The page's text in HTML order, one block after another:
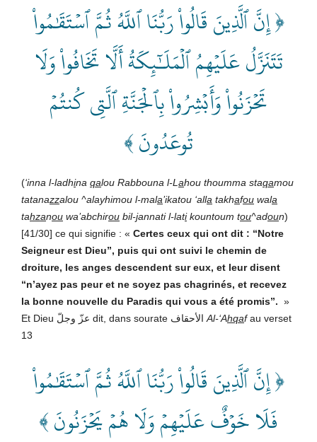
﴿إِنَّ ٱلَّذِينَ قَالُواْ رَبُّنَا ٱللَّهُ ثُمَّ ٱسۡتَقَٰمُواْ
تَتَنَزَّلُ عَلَيۡهِمُ ٱلۡمَلَـٰٓئِكَةُ أَلَّا تَخَافُواْ وَلَا
تَحۡزَنُواْ وَأَبۡشِرُواْ بِٱلۡجَنَّةِ ٱلَّتِي كُنتُمۡ
تُوعَدُونَ ﴾
(‘inna l-ladhina qalou Rabbouna l-L ahou thoumma staqamou
tatanazzalou ^alayhimou l-mala’ikatou ‘alla takhafou wala
tahzanou wa’abchirou bil-jannati l-latikountoum tou^adoun)
[41/30] ce qui signifie : « Certes ceux qui ont dit : “Notre
Seigneur est Dieu”, puis qui ont suivi le chemin de
droiture, les anges descendent sur eux, et leur disent
“n’ayez pas peur et ne soyez pas chagrinés, et recevez
la bonne nouvelle du Paradis qui vous a été promis”. »
Al-‘Ahqafau verset
13
﴿إِنَّ ٱلَّذِينَ قَالُواْ رَبُّنَا ٱللَّهُ ثُمَّ ٱسۡتَقَٰمُواْ
فَلَا خَوۡفٌ عَلَيۡهِمۡ وَلَا هُمۡ يَحۡزَنُونَ ﴾